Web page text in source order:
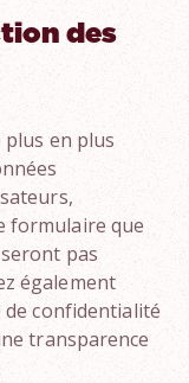
des
en plus
formulaire que
pas
également
confidentialité
transparence